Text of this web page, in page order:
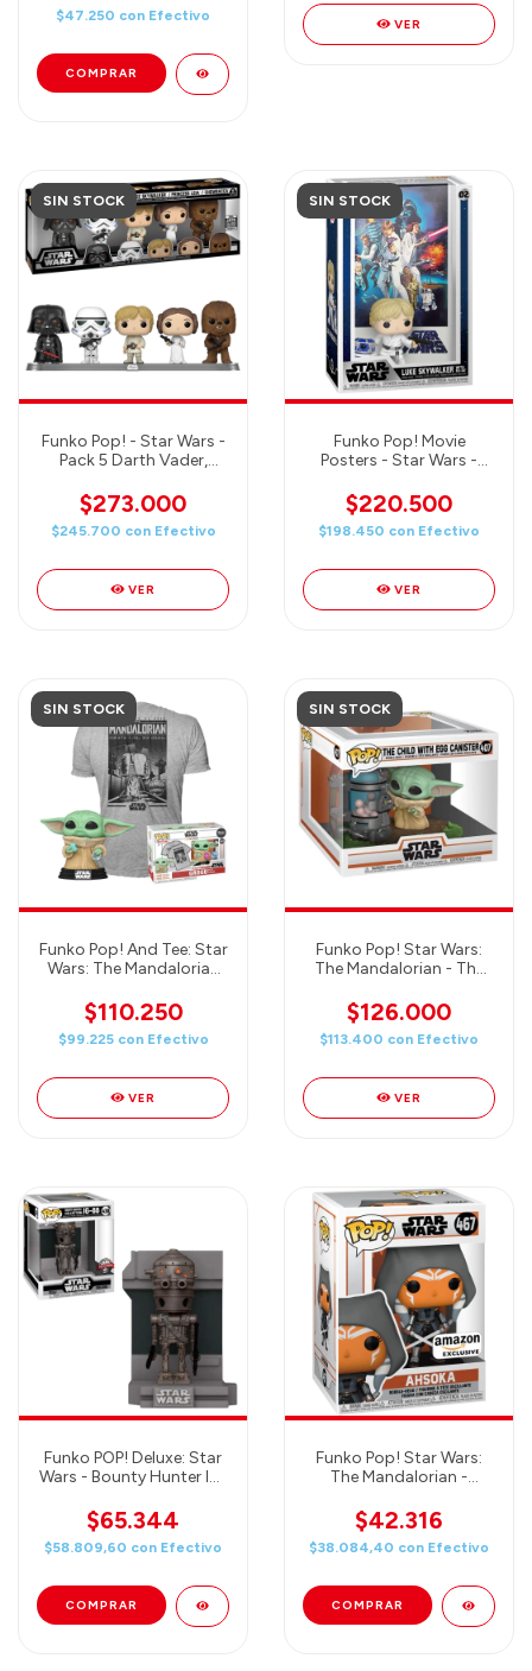
$47.250 con Efectivo
VER
SIN STOCK
Funko Pop! - Star Wars -
Pack 5 Darth Vader,
Skywalker, Princesa Leia
y Chewbacca - Galactic
Convention
$273.000
$245.700 con Efectivo
VER
SIN STOCK
Funko Pop! Movie
Posters - Star Wars -
D2
$220.500
$198.450 con Efectivo
VER
SIN STOCK
Funko Pop! And Tee: Star
Wars: The Mandalorian
Special Edition
Bobblehead and Unisex
T-Shirt
$110.250
$99.225 con Efectivo
VER
SIN STOCK
Funko Pop! Star Wars:
The Mandalorian - The
$126.000
$113.400 con Efectivo
VER
Funko POP! Deluxe: Star
Wars - Bounty Hunter IG-
$65.344
$58.809,60 con Efectivo
Funko Pop! Star Wars:
The Mandalorian -
Dual Sabers
$42.316
$38.084,40 con Efectivo